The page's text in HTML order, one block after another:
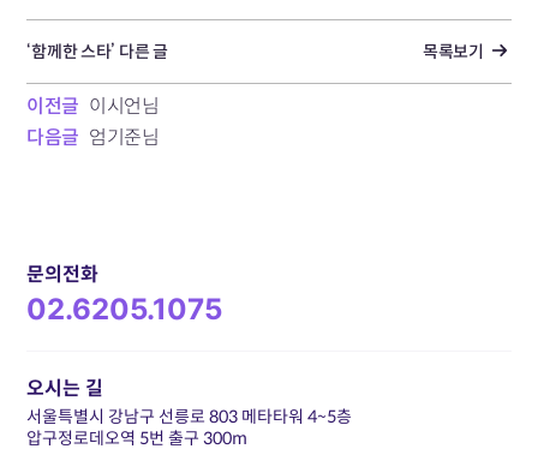
‘함께한 스타’ 다른 글 목록보기
이전글 이시언님
다음글 엄기준님
문의전화
02.6205.1075
오시는 길
서울특별시 강남구 선릉로 803 메타타워 4~5층
압구정로데오역 5번 출구 300m